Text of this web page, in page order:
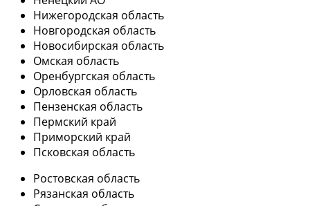
Нижегородская область
Новгородская область
Новосибирская область
Омская область
Оренбургская область
Орловская область
Пензенская область
Пермский край
Приморский край
Псковская область
Ростовская область
Рязанская область